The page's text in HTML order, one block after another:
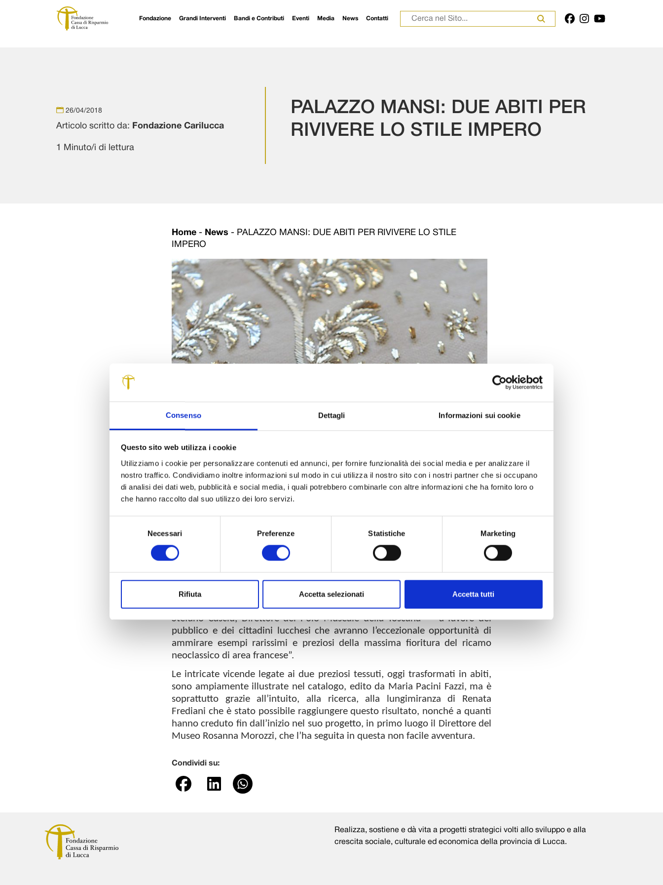
Consenso Dettagli Informazioni sui cookie
Questo sito web utilizza i cookie
Utilizziamo i cookie per personalizzare contenuti ed annunci, per fornire funzionalità dei social media e per analizzare il
nostro traffico. Condividiamo inoltre informazioni sul modo in cui utilizza il nostro sito con i nostri partner che si occupano
di analisi dei dati web, pubblicità e social media, i quali potrebbero combinarle con altre informazioni che ha fornito loro o
che hanno raccolto dal suo utilizzo dei loro servizi.
Necessari Preferenze Statistiche Marketing
Rifiuta Accetta selezionati Accetta tutti
Navigazione principale
Fondazione Grandi Interventi Bandi e Contributi Eventi Media News Contatti Ricerca per:
26/04/2018
Articolo scritto da: Fondazione Carilucca
1 Minuto/i di lettura
PALAZZO MANSI: DUE ABITI PER
RIVIVERE LO STILE IMPERO
Home - News - PALAZZO MANSI: DUE ABITI PER RIVIVERE LO STILE
IMPERO
Nel Museo Nazionale di Palazzo Mansi sono stati presentati al pubblico due
Lucca, concesse in deposito gratuito a lungo termine al Polo Museale della
Toscana.
Comune di Lucca, già esposto al Museo, ma oggi finalmente riuniti in
un’unica teca nella Sala dei principi al secondo piano del palazzo. “Un
insieme coerente, miracolosamente giunto sino a noi – scrive nel catalogo
Stefano Casciu, Direttore del Polo Museale della Toscana – a favore del
pubblico e dei cittadini lucchesi che avranno l’eccezionale opportunità di
ammirare esempi rarissimi e preziosi della massima fioritura del ricamo
neoclassico di area francese”.
Le intricate vicende legate ai due preziosi tessuti, oggi trasformati in abiti,
sono ampiamente illustrate nel catalogo, edito da Maria Pacini Fazzi, ma è
soprattutto grazie all’intuito, alla ricerca, alla lungimiranza di Renata
Frediani che è stato possibile raggiungere questo risultato, nonché a quanti
hanno creduto fin dall’inizio nel suo progetto, in primo luogo il Direttore del
Museo Rosanna Morozzi, che l’ha seguita in questa non facile avventura.
Condividi su:
Realizza, sostiene e dà vita a progetti strategici volti allo sviluppo e alla
crescita sociale, culturale ed economica della provincia di Lucca.